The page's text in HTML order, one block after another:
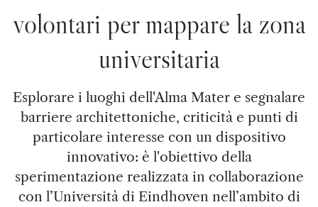
volontari per mappare la zona
universitaria
Esplorare i luoghi dell'Alma Mater e segnalare
barriere architettoniche, criticità e punti di
particolare interesse con un dispositivo
innovativo: è l'obiettivo della
sperimentazione realizzata in collaborazione
con l’Università di Eindhoven nell’ambito di